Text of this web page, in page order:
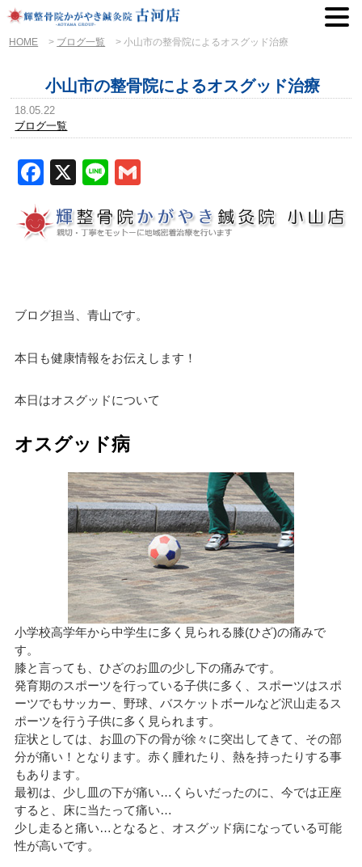
HOME > ブログ一覧 >小山市の整骨院によるオスグッド治療
小山市の整骨院によるオスグッド治療
18.05.22
ブログ一覧
Facebook
X Line
ブログ担当、青山です。
本日も健康情報をお伝えします！
本日はオスグッドについて
オスグッド病
小学校高学年から中学生に多く見られる膝(ひざ)の痛みで
す。
膝と言っても、ひざのお皿の少し下の痛みです。
発育期のスポーツを行っている子供に多く、スポーツはスポ
ーツでもサッカー、野球、バスケットボールなど沢山走るス
ポーツを行う子供に多く見られます。
症状としては、お皿の下の骨が徐々に突出してきて、その部
分が痛い！となります。赤く腫れたり、熱を持ったりする事
もあります。
最初は、少し皿の下が痛い…くらいだったのに、今では正座
すると、床に当たって痛い…
少し走ると痛い…となると、オスグッド病になっている可能
性が高いです。